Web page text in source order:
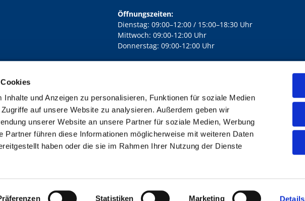
Inhalte und Anzeigen zu personalisieren, Funktionen für soziale Medien
auf unsere Website zu analysieren. Außerdem geben wir
unserer Website an unsere Partner für soziale Medien, Werbung
Partner führen diese Informationen möglicherweise mit weiteren Daten
haben oder die sie im Rahmen Ihrer Nutzung der Dienste
Statistiken Marketing
Öffnungszeiten:
Dienstag: 09:00–12:00 / 15:00–18:30 Uhr
Mittwoch: 09:00-12:00 Uhr
Donnerstag: 09:00-12:00 Uhr
Lichtenberg Berlin-Mitte · Yorckstr. 88C, 10965 Berlin mail@bernhard-
Kontaktinformationen Impressum